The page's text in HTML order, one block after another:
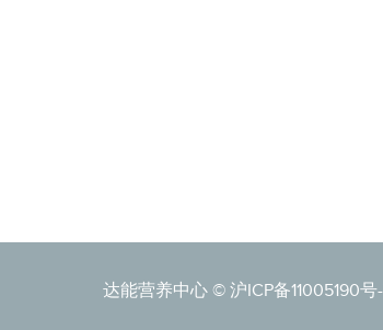
达能营养中心 © 沪ICP备11005190号